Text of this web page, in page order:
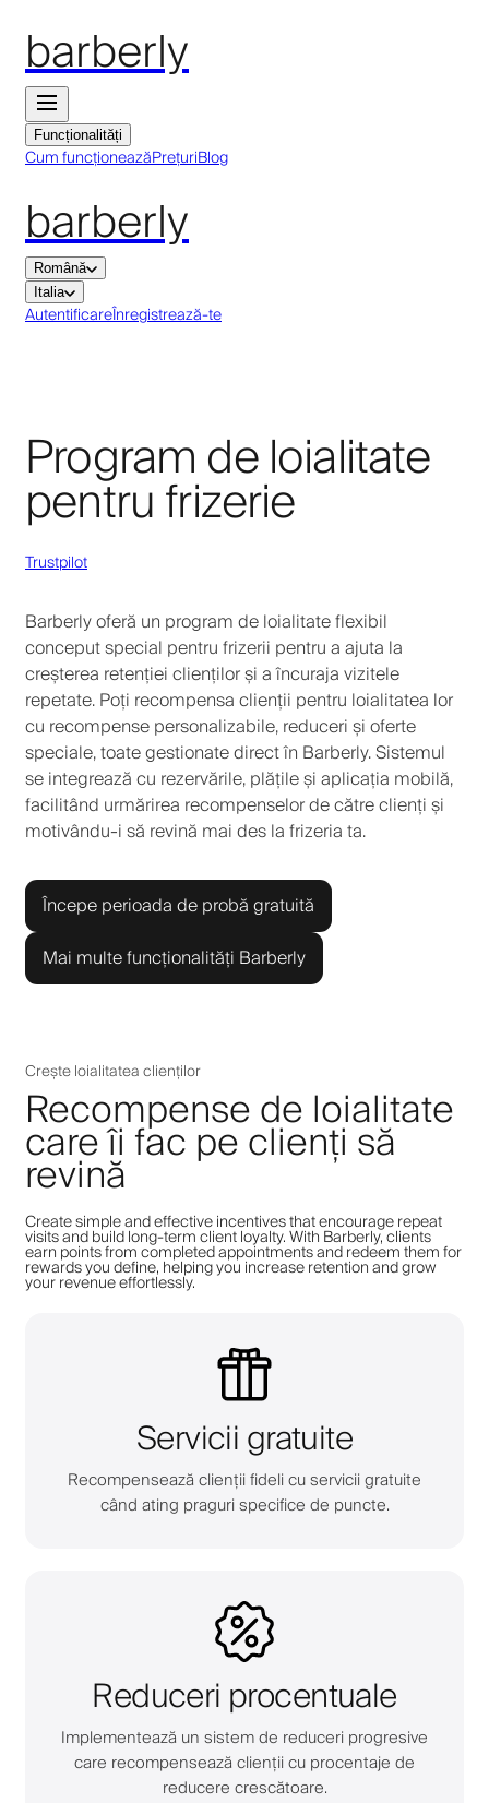
barberly
Funcționalități
Cum funcționeazăPrețuriBlog
barberly
Română
Italia
AutentificareÎnregistrează-te
Program de loialitate
pentru frizerie
Trustpilot
Barberly oferă un program de loialitate flexibil
conceput special pentru frizerii pentru a ajuta la
creșterea retenției clienților și a încuraja vizitele
repetate. Poți recompensa clienții pentru loialitatea lor
cu recompense personalizabile, reduceri și oferte
speciale, toate gestionate direct în Barberly. Sistemul
se integrează cu rezervările, plățile și aplicația mobilă,
facilitând urmărirea recompenselor de către clienți și
motivându-i să revină mai des la frizeria ta.
Începe perioada de probă gratuită
Mai multe funcționalități Barberly
Crește loialitatea clienților
Recompense de loialitate
care îi fac pe clienți să
revină
Create simple and effective incentives that encourage repeat
visits and build long-term client loyalty. With Barberly, clients
earn points from completed appointments and redeem them for
rewards you define, helping you increase retention and grow
your revenue effortlessly.
Servicii gratuite
Recompensează clienții fideli cu servicii gratuite
când ating praguri specifice de puncte.
Reduceri procentuale
Implementează un sistem de reduceri progresive
care recompensează clienții cu procentaje de
reducere crescătoare.